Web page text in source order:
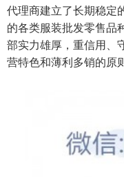
代理商建立了长期稳定
的各类服装批发零售品
部实力雄厚，重信用、
营特色和薄利多销的原